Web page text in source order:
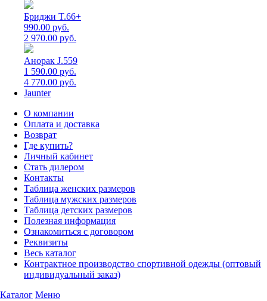
Бриджи T.66+
990.00 руб.
2 970.00 руб.
Анорак J.559
1 590.00 руб.
4 770.00 руб.
Jaunter
О компании
Оплата и доставка
Возврат
Где купить?
Личный кабинет
Стать дилером
Контакты
Таблица женских размеров
Таблица мужских размеров
Таблица детских размеров
Полезная информация
Ознакомиться с договором
Реквизиты
Весь каталог
Контрактное производство спортивной одежды (оптовый
индивидуальный заказ)
Каталог Меню